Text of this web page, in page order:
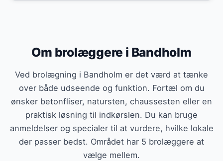
Om brolæggere i Bandholm
Ved brolægning i Bandholm er det værd at tænke
over både udseende og funktion. Fortæl om du
ønsker betonfliser, natursten, chaussesten eller en
praktisk løsning til indkørslen. Du kan bruge
anmeldelser og specialer til at vurdere, hvilke lokale
der passer bedst. Området har 5 brolæggere at
vælge mellem.